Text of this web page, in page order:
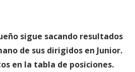
sigue sacando resultados
de sus dirigidos en Junior.
en la tabla de posiciones.